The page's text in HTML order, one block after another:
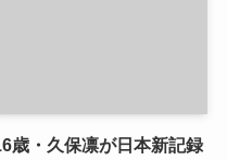
歳・久保凛が日本新記録